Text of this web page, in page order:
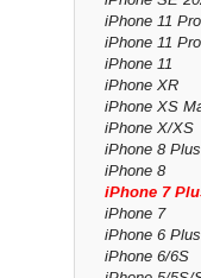
iPhone 11
iPhone 11 Pro
iPhone 11
iPhone XR
iPhone XS
iPhone X/XS
iPhone 8 Plus
iPhone 8
iPhone 7
iPhone 7
iPhone 6
iPhone 6/6S